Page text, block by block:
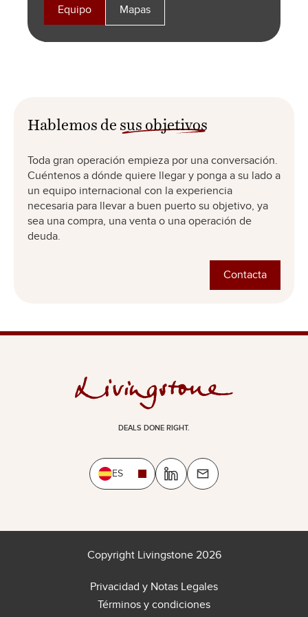
Equipo Mapas
Equipo Mapas
Equipo Mapas
Equipo Mapas
Equipo Mapas
Hablemos de sus objetivos
Toda gran operación empieza por una conversación.
Cuéntenos a dónde quiere llegar y ponga a su lado a
un equipo internacional con la experiencia
necesaria para llevar a buen puerto su objetivo, ya
sea una compra, una venta o una operación de
deuda.
Contacta
DEALS DONE RIGHT.
ES
Copyright Livingstone 2026
Privacidad y Notas Legales
Términos y condiciones